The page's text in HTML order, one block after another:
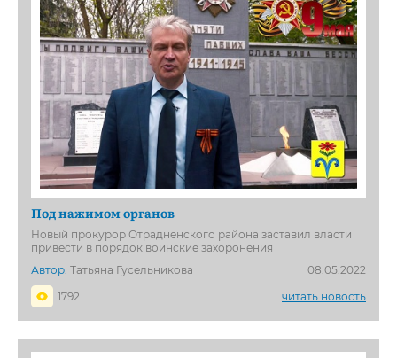
Под нажимом органов
Новый прокурор Отрадненского района заставил власти
привести в порядок воинские захоронения
Автор: Татьяна Гусельникова
08.05.2022
1792
читать новость